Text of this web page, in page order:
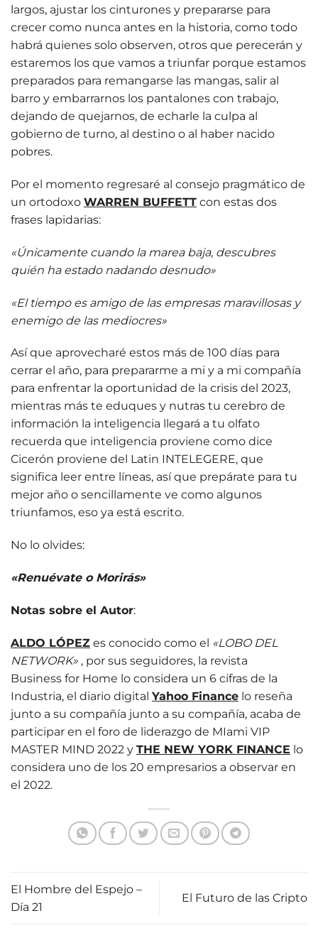
largos, ajustar los cinturones y prepararse para
crecer como nunca antes en la historia, como todo
habrá quienes solo observen, otros que perecerán y
estaremos los que vamos a triunfar porque estamos
preparados para remangarse las mangas, salir al
barro y embarrarnos los pantalones con trabajo,
dejando de quejarnos, de echarle la culpa al
gobierno de turno, al destino o al haber nacido
pobres.
Por el momento regresaré al consejo pragmático de
un ortodoxo WARREN BUFFETT con estas dos
frases lapidarias:
«Únicamente cuando la marea baja, descubres
quién ha estado nadando desnudo»
«El tiempo es amigo de las empresas maravillosas y
enemigo de las mediocres»
Así que aprovecharé estos más de 100 días para
cerrar el año, para prepararme a mi y a mi compañía
para enfrentar la oportunidad de la crisis del 2023,
mientras más te eduques y nutras tu cerebro de
información la inteligencia llegará a tu olfato
recuerda que inteligencia proviene como dice
Cicerón proviene del Latin INTELEGERE, que
significa leer entre líneas, así que prepárate para tu
mejor año o sencillamente ve como algunos
triunfamos, eso ya está escrito.
No lo olvides:
«Renuévate o Morirás»
Notas sobre el Autor:
ALDO LÓPEZ es conocido como el «LOBO DEL
NETWORK» , por sus seguidores, la revista
Business for Home lo considera un 6 cifras de la
Industria, el diario digital Yahoo Finance lo reseña
junto a su compañía junto a su compañía, acaba de
participar en el foro de liderazgo de MIami VIP
MASTER MIND 2022 y THE NEW YORK FINANCE lo
considera uno de los 20 empresarios a observar en
el 2022.
El Hombre del Espejo –
Día 21
El Futuro de las Cripto